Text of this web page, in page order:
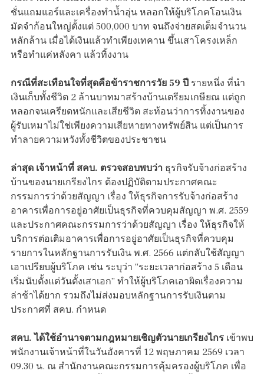
ชั่นแถมแอร์และเครื่องทำน้ำอุ่น หลอกให้ผู้บริโภคโอนเงิน
มัดจำก้อนใหญ่ตั้งแต่ 500,000 บาท จนถึงจ่ายสดเต็มจำนวน
หลักล้าน เมื่อได้เงินแล้วทำเพียงเทคาน ขึ้นเสาโครงเหล็ก
หรือทำแค่หลังคา แล้วทิ้งงาน
กรณีที่สะเทือนใจที่สุดคือข้าราชการวัย 59 ปี รายหนึ่ง ที่นำ
เงินเก็บทั้งชีวิต 2 ล้านบาทมาสร้างบ้านเตรียมเกษียณ แต่ถูก
หลอกจนเครียดหนักและเสียชีวิต สะท้อนว่าการทิ้งงานของ
ผู้รับเหมาไม่ใช่เพียงความเสียหายทางทรัพย์สิน แต่เป็นการ
ทำลายความหวังทั้งชีวิตของประชาชน
ล่าสุด เจ้าหน้าที่ สคบ. ตรวจสอบพบว่า ธุรกิจรับจ้างก่อสร้าง
บ้านของนายเกรียงไกร ต้องปฏิบัติตามประกาศคณะ
กรรมการว่าด้วยสัญญา เรื่อง ให้ธุรกิจการรับจ้างก่อสร้าง
อาคารเพื่อการอยู่อาศัยเป็นธุรกิจที่ควบคุมสัญญา พ.ศ. 2559
และประกาศคณะกรรมการว่าด้วยสัญญา เรื่อง ให้ธุรกิจให้
บริการต่อเติมอาคารเพื่อการอยู่อาศัยเป็นธุรกิจที่ควบคุม
รายการในหลักฐานการรับเงิน พ.ศ. 2566 แต่กลับใช้สัญญา
เอาเปรียบผู้บริโภค เช่น ระบุว่า “ระยะเวลาก่อสร้าง 5 เดือน
เริ่มนับตั้งแต่วันตั้งเสาเอก” ทำให้ผู้บริโภคเอาผิดเรื่องความ
ล่าช้าได้ยาก รวมถึงไม่ส่งมอบหลักฐานการรับเงินตาม
ประกาศที่ สคบ. กำหนด
สคบ. ได้ใช้อำนาจตามกฎหมายเชิญตัวนายเกรียงไกร เข้าพบ
พนักงานเจ้าหน้าที่ในวันอังคารที่ 12 พฤษภาคม 2569 เวลา
09.30 น. ณ สำนักงานคณะกรรมการคุ้มครองผู้บริโภค เพื่อ